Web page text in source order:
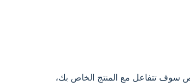
تتفاعل مع المنتج الخاص بك،